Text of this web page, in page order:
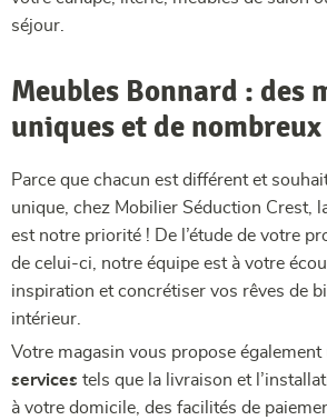
séjour.
Meubles Bonnard : des
uniques et de
Parce que chacun est différent et
unique, chez Mobilier Séduction Crest,
est notre priorité ! De l’étude de votre
de celui-ci, notre équipe est à votre
inspiration et concrétiser vos rêves de
intérieur.
Votre magasin vous propose également
services tels que la livraison et
à votre domicile, des facilités de